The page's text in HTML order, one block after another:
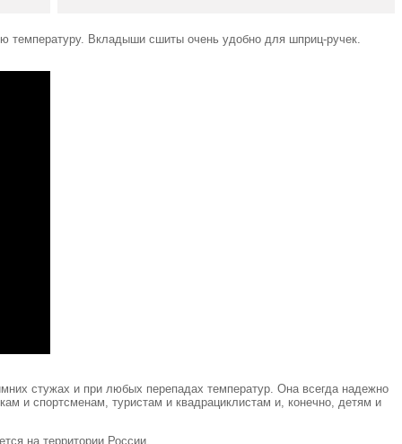
температуру. Вкладыши сшиты очень удобно для шприц-ручек.
стужах и при любых перепадах температур. Она всегда надежно
и спортсменам, туристам и квадрациклистам и, конечно, детям и
на территории России.